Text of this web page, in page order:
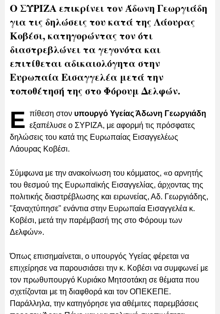
Ο ΣΥΡΙΖΑ επικρίνει τον Άδωνη Γεωργιάδη
για τις δηλώσεις του κατά της Λάουρας
Κοβέσι, κατηγορώντας τον ότι
διαστρεβλώνει τα γεγονότα και
επιτίθεται αδικαιολόγητα στην
Ευρωπαία Εισαγγελέα μετά την
τοποθέτησή της στο Φόρουμ Δελφών.
Ε πίθεση στον υπουργό Υγείας Άδωνη Γεωργιάδη
εξαπέλυσε ο ΣΥΡΙΖΑ, με αφορμή τις πρόσφατες
δηλώσεις του κατά της Ευρωπαίας Εισαγγελέως
Λάουρας Κοβέσι.
Σύμφωνα με την ανακοίνωση του κόμματος, «ο αρνητής
του θεσμού της Ευρωπαϊκής Εισαγγελίας, άρχοντας της
πολιτικής διαστρέβλωσης και ειρωνείας, Αδ. Γεωργιάδης,
"ξαναχτύπησε" ενάντια στην Ευρωπαία Εισαγγελέα κ.
Κοβέσι, μετά την παρέμβασή της στο Φόρουμ των
Δελφών».
Όπως επισημαίνεται, ο υπουργός Υγείας φέρεται να
επιχείρησε να παρουσιάσει την κ. Κοβέσι να συμφωνεί με
τον πρωθυπουργό Κυριάκο Μητσοτάκη σε θέματα που
σχετίζονται με τη διαφθορά και τον ΟΠΕΚΕΠΕ.
Παράλληλα, την κατηγόρησε για αθέμιτες παρεμβάσεις